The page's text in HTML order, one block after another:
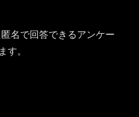
名で回答できるアンケー
す。